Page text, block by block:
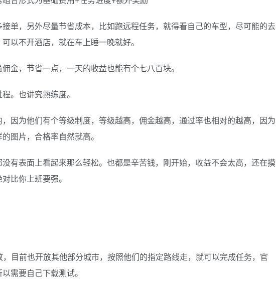
单，另外尽量节省成本，比如跑远程任务，就得看自己的车型，尽可能的去
以不开酒店，就在车上睡一晚就好。
金，节省一点，一天的收益也能有个七八百块。
。也讲究熟练度。
因为他们有个等级制度，等级越高，佣金越高，通过率也相对的越高，因为
图片，合格率自然就高。
有表面上看起来那么轻松。也都是辛苦钱，刚开始，收益不会太高，还在摸
比你上班要强。
目前也开放其他部分城市，按照他们的指定路线走，就可以完成任务，官
需要自己下载测试。